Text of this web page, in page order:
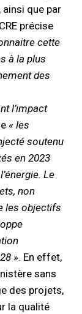
que par
précise
cette
à la plus
des
l’impact
« les
soutenu
en 2023
Le
non
les objectifs
». En effet,
sans
des projets,
la qualité